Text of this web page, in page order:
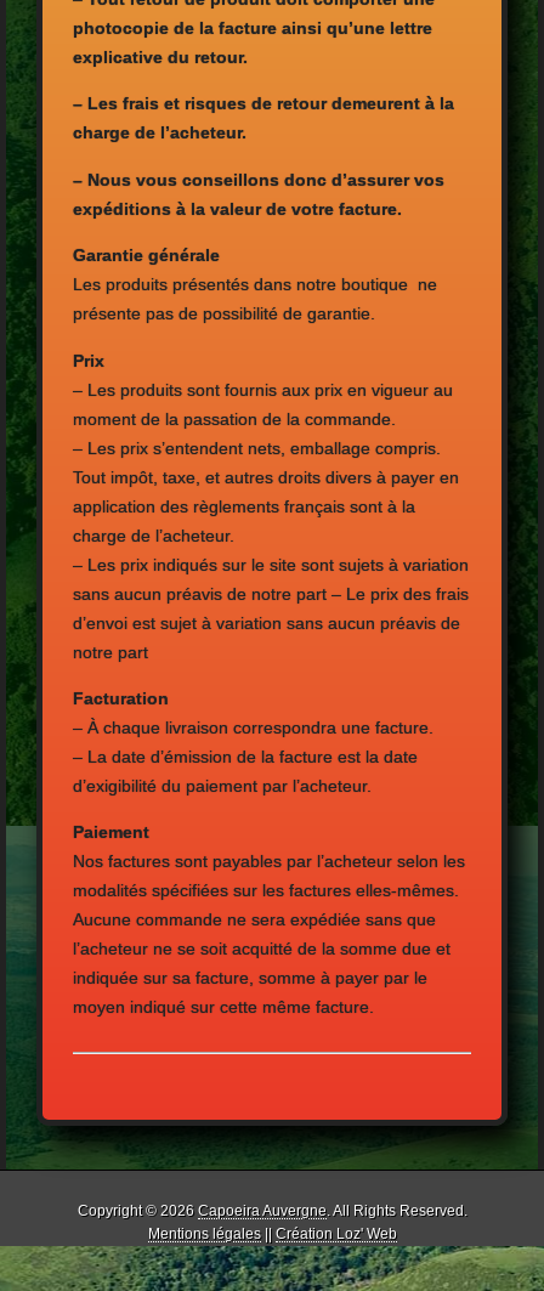
photocopie de la facture ainsi qu’une lettre
explicative du retour.
– Les frais et risques de retour demeurent à la
charge de l’acheteur.
– Nous vous conseillons donc d’assurer vos
expéditions à la valeur de votre facture.
Garantie générale
Les produits présentés dans notre boutique ne
présente pas de possibilité de garantie.
Prix
– Les produits sont fournis aux prix en vigueur au
moment de la passation de la commande.
– Les prix s’entendent nets, emballage compris.
Tout impôt, taxe, et autres droits divers à payer en
application des règlements français sont à la
charge de l’acheteur.
– Les prix indiqués sur le site sont sujets à variation
sans aucun préavis de notre part – Le prix des frais
d’envoi est sujet à variation sans aucun préavis de
notre part
Facturation
– À chaque livraison correspondra une facture.
– La date d’émission de la facture est la date
d’exigibilité du paiement par l’acheteur.
Paiement
Nos factures sont payables par l’acheteur selon les
modalités spécifiées sur les factures elles-mêmes.
Aucune commande ne sera expédiée sans que
l’acheteur ne se soit acquitté de la somme due et
indiquée sur sa facture, somme à payer par le
moyen indiqué sur cette même facture.
Copyright © 2026 Capoeira Auvergne. All Rights Reserved.
Mentions légales|| Création Loz' Web